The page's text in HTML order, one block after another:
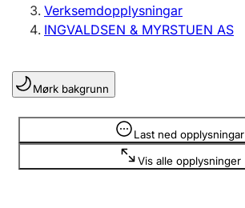
Enkeltpersonføretak
Registrere, endre, slette
Lag og foreining
Registrere, endre, slette
Verksemdopplysningar
INGVALDSEN & MYRSTUEN AS
Mørk bakgrunn
Last ned opplysningar
Vis alle opplysninger
Opplysninger er skjult